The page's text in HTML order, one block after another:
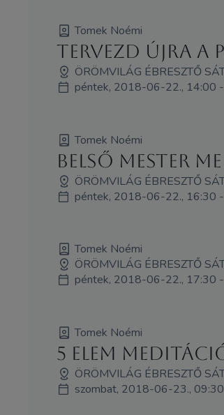
Tomek Noémi
Tervezd újra a
ÖRÖMVILÁG ÉBRESZTŐ
péntek, 2018-06-22., 14:00
Tomek Noémi
Belső mester
ÖRÖMVILÁG ÉBRESZTŐ
péntek, 2018-06-22., 16:30
Tomek Noémi
ÖRÖMVILÁG ÉBRESZTŐ
péntek, 2018-06-22., 17:30
Tomek Noémi
5 elem
ÖRÖMVILÁG ÉBRESZTŐ
szombat, 2018-06-23.,